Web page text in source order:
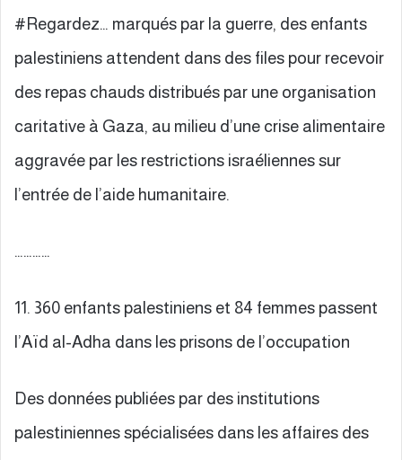
#Regardez… marqués par la guerre, des enfants
palestiniens attendent dans des files pour recevoir
des repas chauds distribués par une organisation
caritative à Gaza, au milieu d’une crise alimentaire
aggravée par les restrictions israéliennes sur
l’entrée de l’aide humanitaire.
…………
11. 360 enfants palestiniens et 84 femmes passent
l’Aïd al-Adha dans les prisons de l’occupation
Des données publiées par des institutions
palestiniennes spécialisées dans les affaires des